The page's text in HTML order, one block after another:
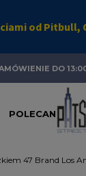
DO
POLECANE
47 Brand Los